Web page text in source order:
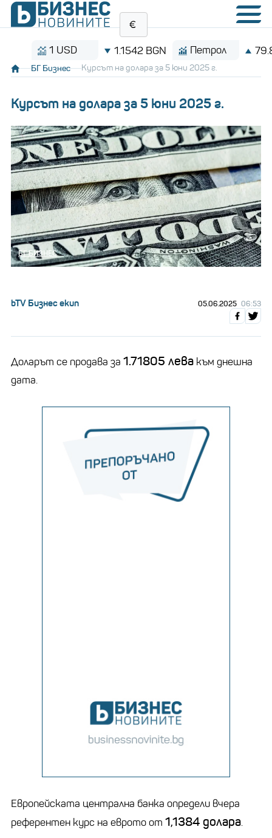
1 USD 1.1542 BGN Петрол 79.83
БГ Бизнес Курсът на долара за 5 юни 2025 г.
Курсът на долара за 5 юни 2025 г.
БГ БИЗНЕС
bTV Бизнес екип 05.06.2025 06:53
Доларът се продава за 1.71805 лева към днешна
дата.
Европейската централна банка определи вчера
референтен курс на еврото от 1,1384 долара.